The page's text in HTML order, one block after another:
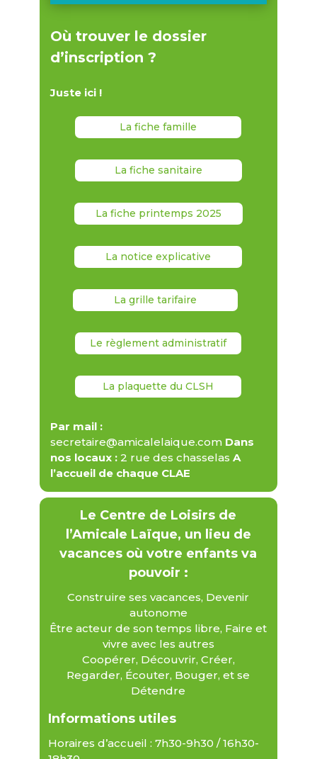
Où trouver le dossier
d’inscription ?
Juste ici !
La fiche famille
La fiche sanitaire
La fiche printemps 2025
La notice explicative
La grille tarifaire
Le règlement administratif
La plaquette du CLSH
Par mail :
secretaire@amicalelaique.com Dans
nos locaux : 2 rue des chasselas A
l’accueil de chaque CLAE
Le Centre de Loisirs de
l’Amicale Laïque, un lieu de
vacances où votre enfants va
pouvoir :
Construire ses vacances, Devenir
autonome
Être acteur de son temps libre, Faire et
vivre avec les autres
Coopérer, Découvrir, Créer,
Regarder, Écouter, Bouger, et se
Détendre
Informations utiles
Horaires d’accueil : 7h30-9h30 / 16h30-